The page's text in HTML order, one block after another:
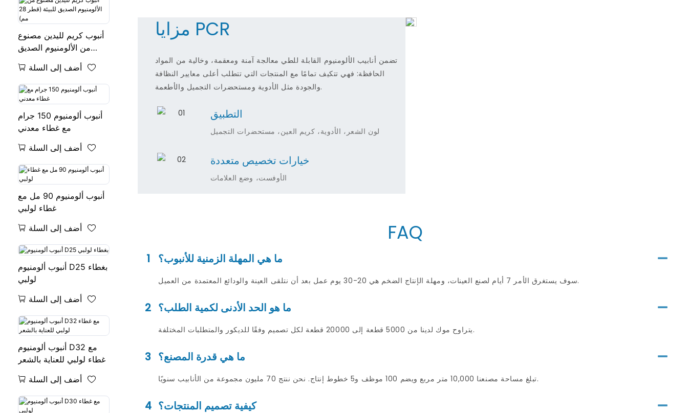
مزايا PCR
تضمن أنابيب الألومنيوم القابلة للطي معالجة آمنة ومعقمة، وخالية من المواد
الحافظة: فهي تتكيف تمامًا مع المنتجات التي تتطلب أعلى معايير النظافة
والجودة مثل الأدوية ومستحضرات التجميل والأطعمة.
التطبيق
لون الشعر، الأدوية، كريم العين، مستحضرات التجميل
خيارات تخصيص متعددة
الأوفست، وضع العلامات
FAQ
1 ما هي المهلة الزمنية للأنبوب؟
سوف يستغرق الأمر 7 أيام لصنع العينات، ومهلة الإنتاج الضخم هي 20-30 يوم عمل بعد أن نتلقى العينة والودائع المعتمدة من العميل.
2 ما هو الحد الأدنى لكمية الطلب؟
يتراوح موك لدينا من 5000 قطعة إلى 20000 قطعة لكل تصميم وفقًا للديكور والمتطلبات المختلفة.
3 ما هي قدرة المصنع؟
تبلغ مساحة مصنعنا 10,000 متر مربع ويضم 100 موظف و5 خطوط إنتاج. نحن ننتج 70 مليون مجموعة من الأنابيب سنويًا.
4 كيفية تصميم المنتجات؟
أنبوب كريم لليدين مصنوع
من الألومنيوم الصديق
أضف إلى السلة
أنبوب ألومنيوم 150 جرام
مع غطاء معدني
أضف إلى السلة
أنبوب ألومنيوم 90 مل مع
غطاء لولبي
أضف إلى السلة
أنبوب ألومنيوم D25 بغطاء
لولبي
أضف إلى السلة
أنبوب ألومنيوم D32 مع
غطاء لولبي للعناية بالشعر
أضف إلى السلة